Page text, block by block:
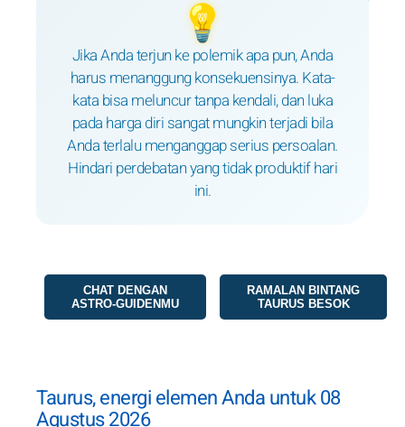
💡
Jika Anda terjun ke polemik apa pun, Anda
harus menanggung konsekuensinya. Kata-
kata bisa meluncur tanpa kendali, dan luka
pada harga diri sangat mungkin terjadi bila
Anda terlalu menganggap serius persoalan.
Hindari perdebatan yang tidak produktif hari
ini.
RAMALAN BINTANG
TAURUS BESOK
CHAT DENGAN
ASTRO-GUIDENMU
Taurus, energi elemen Anda untuk 08
Agustus 2026